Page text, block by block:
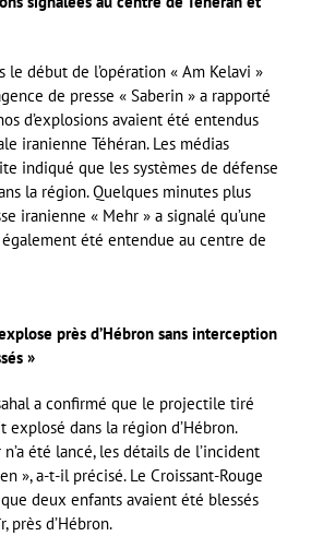
le début de l’opération « Am Kelavi »
de presse « Saberin » a rapporté
d’explosions avaient été entendus
iranienne Téhéran. Les médias
indiqué que les systèmes de défense
la région. Quelques minutes plus
iranienne « Mehr » a signalé qu’une
été entendue au centre de
près d’Hébron sans interception
»
a confirmé que le projectile tiré
explosé dans la région d’Hébron.
été lancé, les détails de l’incident
», a-t-il précisé. Le Croissant-Rouge
deux enfants avaient été blessés
près d’Hébron.